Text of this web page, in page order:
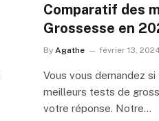
Comparatif des
Grossesse en
By Agathe février 13,
Vous vous demandez
meilleurs tests de
votre réponse. Notre…